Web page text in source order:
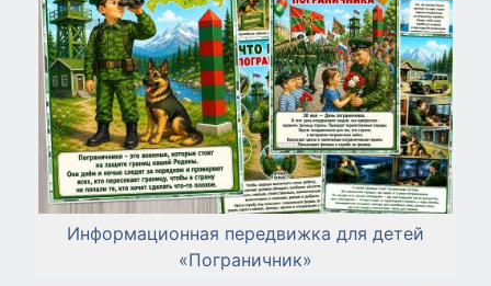
Информационная передвижка для детей
«Пограничник»